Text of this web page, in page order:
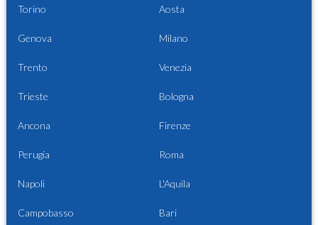
Torino Aosta
Genova Milano
Trento Venezia
Trieste Bologna
Ancona Firenze
Perugia Roma
Napoli L'Aquila
Campobasso Bari